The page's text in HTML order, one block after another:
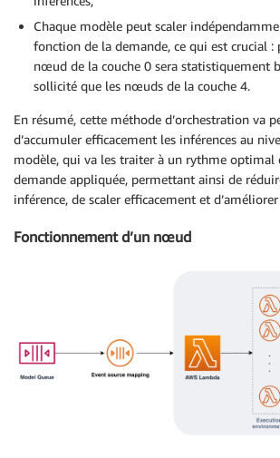
Chaque modèle peut scaler
fonction de la demande, ce qui est crucial :
nœud de la couche 0 sera statistiquement
sollicité que les nœuds de la couche 4.
En résumé, cette méthode d’orchestration va
d’accumuler efficacement les inférences au
modèle, qui va les traiter à un rythme optimal
demande appliquée, permettant ainsi de
inférence, de scaler efficacement et
Fonctionnement d’un nœud